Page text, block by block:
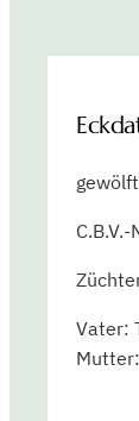
Vater: